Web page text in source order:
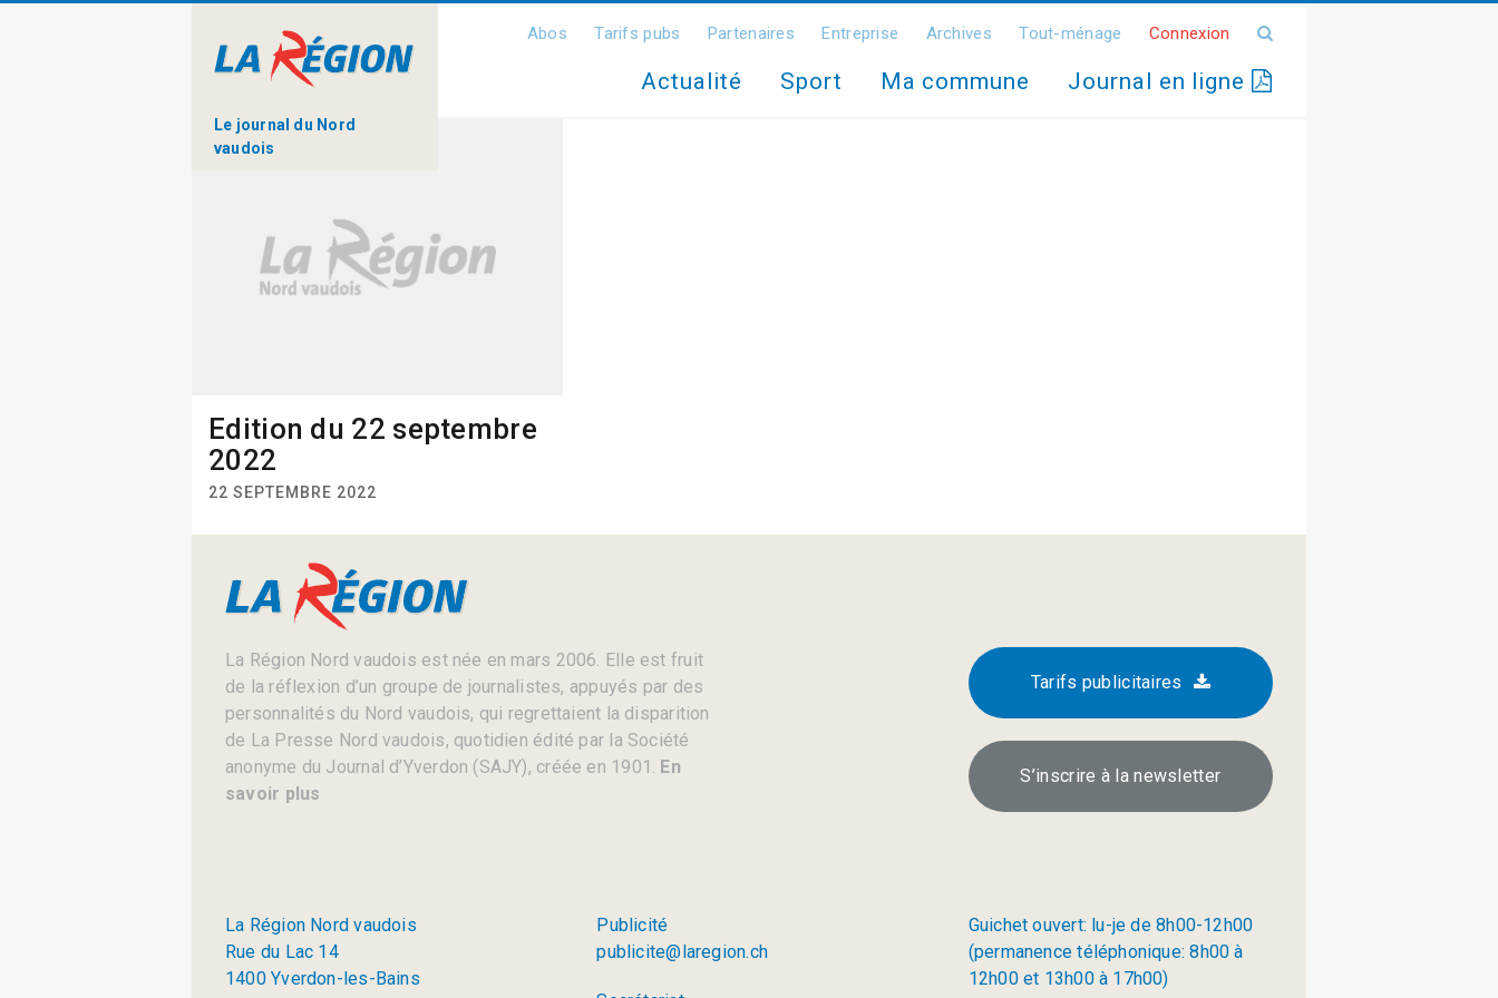
Le journal du Nord
vaudois
Abos Tarifs pubs Partenaires Entreprise Archives Tout-ménage Connexion
Actualité Sport Ma commune Journal en ligne
Edition du 22 septembre
2022
22 SEPTEMBRE 2022
La Région Nord vaudois est née en mars 2006. Elle est fruit
de la réflexion d’un groupe de journalistes, appuyés par des
personnalités du Nord vaudois, qui regrettaient la disparition
de La Presse Nord vaudois, quotidien édité par la Société
anonyme du Journal d’Yverdon (SAJY), créée en 1901. En
savoir plus
Tarifs publicitaires
S’inscrire à la newsletter
La Région Nord vaudois
Rue du Lac 14
1400 Yverdon-les-Bains
Publicité
publicite@laregion.ch
Guichet ouvert: lu-je de 8h00-12h00
(permanence téléphonique: 8h00 à
12h00 et 13h00 à 17h00)